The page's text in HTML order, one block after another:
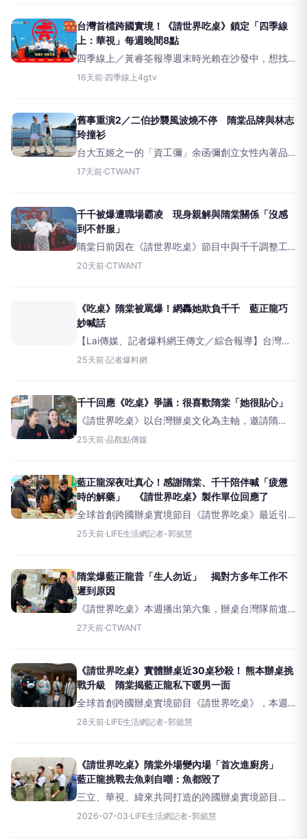
尖觀眾注意到，阿翰的翻
台灣首檔跨國實境！《請世界吃桌》鎖定「四季線
上：華視」每週晚間8點
四季線上／黃睿筌報導週末時光賴在沙發中，想找
個特別的節目好好放鬆一下？在炎熱的季節，吹著
16天前·四季線上4gtv
舊事重演2／二伯抄襲風波燒不停 隋棠品牌與林志
玲撞衫
台大五姬之一的「資工彌」余函彌創立女性內著品
牌「MUMM」，近日推出白色蕾絲連身洋裝，卻被
傳貼文刪除，但品牌官網
17天前·CTWANT
千千被爆遭職場霸凌 現身親解與隋棠關係「沒感
到不舒服」
隋棠日前因在《請世界吃桌》節目中與千千調整工
作分配，加上千千獨自處理帶刺玫瑰花等畫面播出
場」實體辦桌活動，邀請觀眾
20天前·CTWANT
《吃桌》隋棠被罵爆！網轟她欺負千千 藍正龍巧
妙喊話
【Lai傳媒、記者爆料網王傳文／綜合報導】台灣跨
國辦桌實境節目《請世界吃桌》近期掀起討論，最
職務，許多網友覺得
25天前·記者爆料網
千千回應《吃桌》爭議：很喜歡隋棠「她很貼心」
《請世界吃桌》以台灣辦桌文化為主軸，邀請隋
棠、藍正龍、浩子、陳隨意及知名美食YouTuber千
整的討論片段
25天前·品觀點傳媒
藍正龍深夜吐真心！感謝隋棠、千千陪伴喊「疲憊
時的解藥」 《請世界吃桌》製作單位回應了
全球首創跨國辦桌實境節目《請世界吃桌》最近引
起風波，最新一集中，因為隋棠提出與千千互調工
責繁瑣的備料與後勤工作；
25天前·LIFE生活網記者-郭懿慧
隋棠爆藍正龍昔「生人勿近」 揭對方多年工作不
遲到原因
《請世界吃桌》本週播出第六集，辦桌台灣隊前進
日本熊本迎接全新挑戰。由於辦桌場地位於保護
加備料難度。加上拍攝時正值冬
27天前·CTWANT
《請世界吃桌》實體辦桌近30桌秒殺！ 熊本辦桌挑
戰升級 隋棠揭藍正龍私下暖男一面
全球首創跨國辦桌實境節目《請世界吃桌》，本週
播出的第六集，辦桌台灣隊前進日本熊本迎接全新
碗盤都必須靠人力搬運，增
28天前·LIFE生活網記者-郭懿慧
《請世界吃桌》隋棠外場變內場「首次進廚房」
藍正龍挑戰去魚刺自嘲：魚都毀了
三立、華視、緯來共同打造的跨國辦桌實境節目
《請世界吃桌》口碑持續發酵，收視再創新高，有
2026-07-03·LIFE生活網記者-郭懿慧